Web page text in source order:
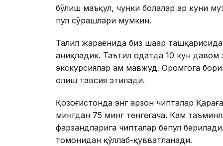
бўлиш маъқул, чунки болалар ҳар куни
пул сўрашлари мумкин.
Таҳлил жараёнида биз шаҳар
аниқладик. Таътил одатда 10 кун давом
экскурсиялар ҳам мавжуд. Оромгоҳга
олиш тавсия этилади.
Қозоғистонда энг арзон чипталар
мингдан 75 минг тенгегача. Кам
фарзандларига чипталар бепул
томонидан қўллаб-қувватланади.